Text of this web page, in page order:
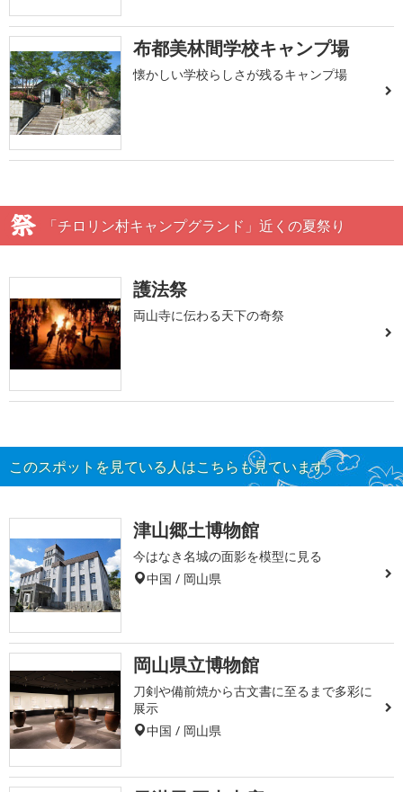
布都美林間学校キャンプ場
懐かしい学校らしさが残るキャンプ場
「チロリン村キャンプグランド」近くの夏祭り
護法祭
両山寺に伝わる天下の奇祭
このスポットを見ている人はこちらも見ています
津山郷土博物館
今はなき名城の面影を模型に見る
中国 / 岡山県
岡山県立博物館
刀剣や備前焼から古文書に至るまで多彩に
展示
中国 / 岡山県